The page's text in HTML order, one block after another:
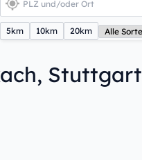
5km 10km 20km
Stuttgart